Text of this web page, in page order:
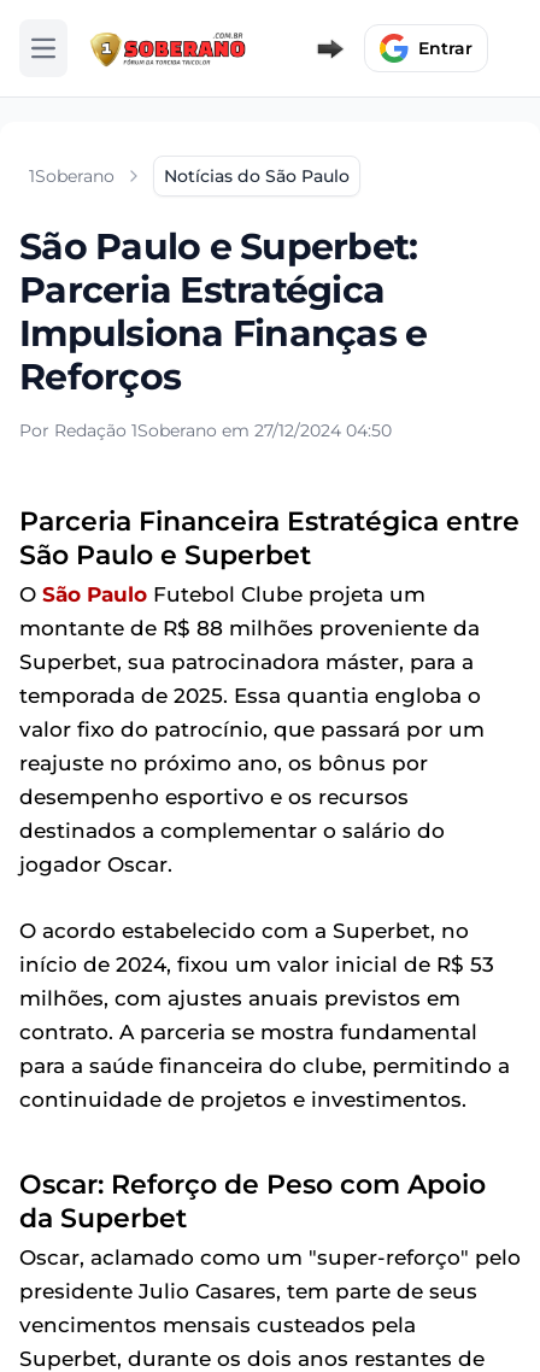
Abrir menu Entrar
1Soberano Notícias do São Paulo
São Paulo e Superbet:
Parceria Estratégica
Impulsiona Finanças e
Reforços
Por Redação 1Soberano em 27/12/2024 04:50
Parceria Financeira Estratégica entre
São Paulo e Superbet
O São Paulo Futebol Clube projeta um
montante de R$ 88 milhões proveniente da
Superbet, sua patrocinadora máster, para a
temporada de 2025. Essa quantia engloba o
valor fixo do patrocínio, que passará por um
reajuste no próximo ano, os bônus por
desempenho esportivo e os recursos
destinados a complementar o salário do
jogador Oscar.
O acordo estabelecido com a Superbet, no
início de 2024, fixou um valor inicial de R$ 53
milhões, com ajustes anuais previstos em
contrato. A parceria se mostra fundamental
para a saúde financeira do clube, permitindo a
continuidade de projetos e investimentos.
Oscar: Reforço de Peso com Apoio
da Superbet
Oscar, aclamado como um "super-reforço" pelo
presidente Julio Casares, tem parte de seus
vencimentos mensais custeados pela
Superbet, durante os dois anos restantes de